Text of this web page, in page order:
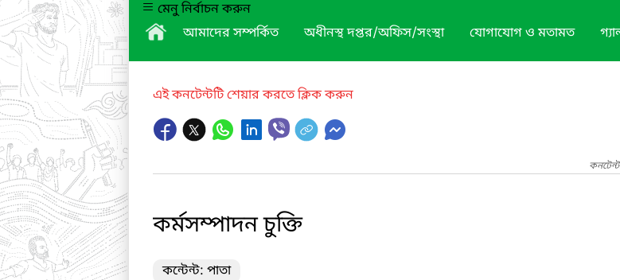
মেনু নির্বাচন করুন
আমাদের সম্পর্কিত
অধীনস্থ দপ্তর/অফিস/সংস্থা যোগাযোগ ও মতামত
এই কনটেন্টটি শেয়ার করতে ক্লিক করুন
কর্মসম্পাদন চুক্তি
কন্টেন্ট: পাতা